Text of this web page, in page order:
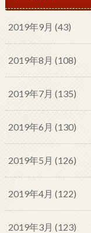
2019年9月 (43)
2019年8月 (108)
2019年7月 (135)
2019年6月 (130)
2019年5月 (126)
2019年4月 (122)
2019年3月 (123)